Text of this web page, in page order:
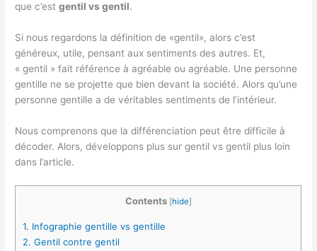
que c’estgentil vs gentil.
Si nous regardons la définition de «gentil», alors c’est
généreux, utile, pensant aux sentiments des autres. Et,
« gentil » fait référence à agréable ou agréable. Une personne
gentille ne se projette que bien devant la société. Alors qu’une
personne gentille a de véritables sentiments de l’intérieur.
Nous comprenons que la différenciation peut être difficile à
décoder. Alors, développons plus sur gentil vs gentil plus loin
dans l’article.
Contents [hide]
1. Infographie gentille vs gentille
2. Gentil contre gentil